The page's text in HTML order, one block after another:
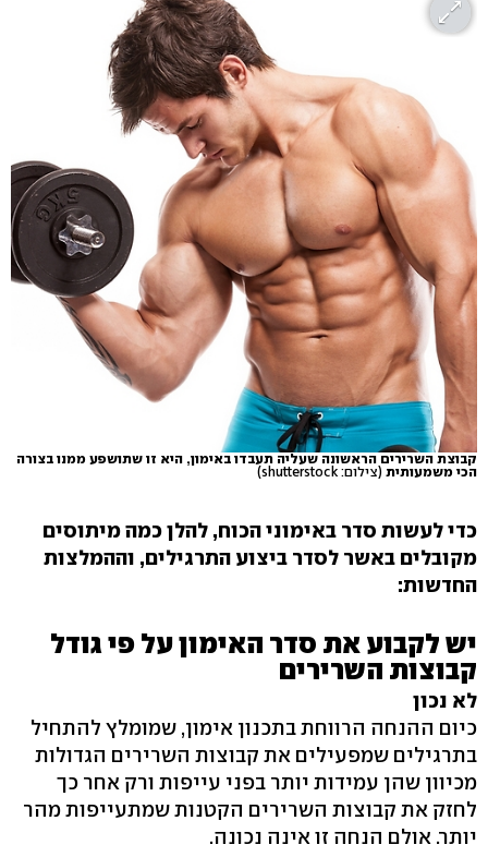
קבוצת השרירים הראשונה שעליה תעבדו באימון, היא זו שתושפע ממנו בצורה
הכי משמעותית (צילום: shutterstock)
כדי לעשות סדר באימוני הכוח, להלן כמה מיתוסים
מקובלים באשר לסדר ביצוע התרגילים, וההמלצות
החדשות:
יש לקבוע את סדר האימון על פי גודל
קבוצות השרירים
לא נכון
כיום ההנחה הרווחת בתכנון אימון, שמומלץ להתחיל
בתרגילים שמפעילים את קבוצות השרירים הגדולות
מכיוון שהן עמידות יותר בפני עייפות ורק אחר כך
לחזק את קבוצות השרירים הקטנות שמתעייפות מהר
יותר. אולם הנחה זו אינה נכונה.